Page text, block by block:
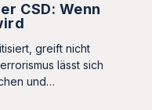
CSD: Wenn
greift nicht
lässt sich
und…